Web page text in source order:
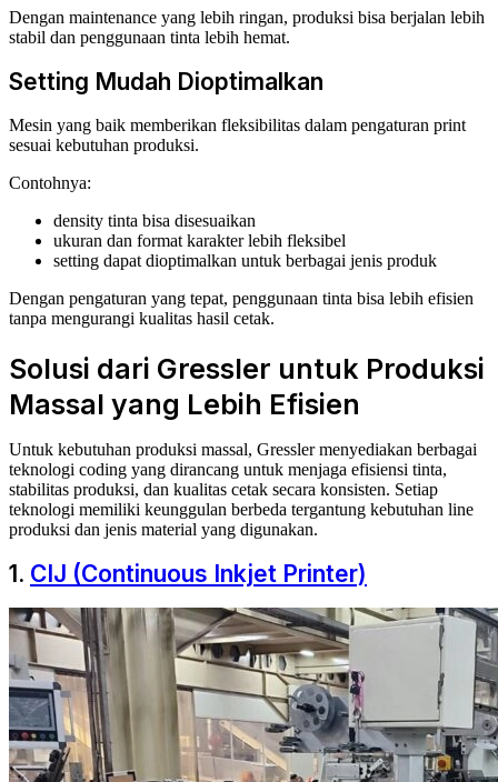
Dengan maintenance yang lebih ringan, produksi bisa berjalan lebih
stabil dan penggunaan tinta lebih hemat.
Setting Mudah Dioptimalkan
Mesin yang baik memberikan fleksibilitas dalam pengaturan print
sesuai kebutuhan produksi.
Contohnya:
density tinta bisa disesuaikan
ukuran dan format karakter lebih fleksibel
setting dapat dioptimalkan untuk berbagai jenis produk
Dengan pengaturan yang tepat, penggunaan tinta bisa lebih efisien
tanpa mengurangi kualitas hasil cetak.
Solusi dari Gressler untuk Produksi
Massal yang Lebih Efisien
Untuk kebutuhan produksi massal, Gressler menyediakan berbagai
teknologi coding yang dirancang untuk menjaga efisiensi tinta,
stabilitas produksi, dan kualitas cetak secara konsisten. Setiap
teknologi memiliki keunggulan berbeda tergantung kebutuhan line
produksi dan jenis material yang digunakan.
1. CIJ (Continuous Inkjet Printer)